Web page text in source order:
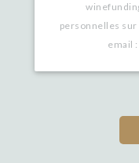
personnelles
email